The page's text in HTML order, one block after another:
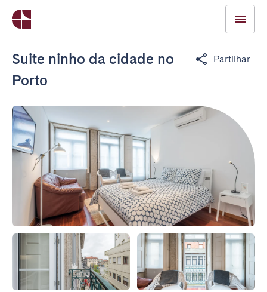
Suite ninho da cidade no
Porto
Partilhar